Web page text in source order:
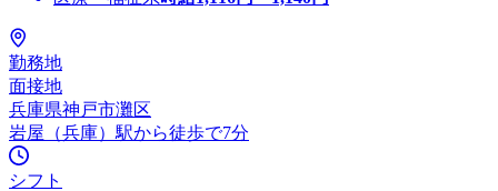
勤務地
面接地
兵庫県神戸市灘区
岩屋（兵庫）駅から徒歩で7分
シフト